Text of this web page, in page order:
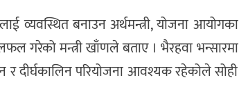
व्यवस्थित बनाउन अर्थमन्त्री, योजना आयोगका
गरेको मन्त्री खाँणले बताए । भैरहवा भन्सारमा
दीर्घकालिन परियोजना आवश्यक रहेकोले सोही